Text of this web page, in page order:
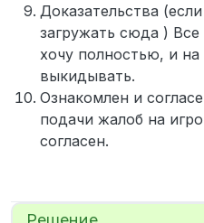
Доказательства
загружать сюда )
хочу полностью, и
выкидывать.
Ознакомлен и
подачи жалоб на
согласен.